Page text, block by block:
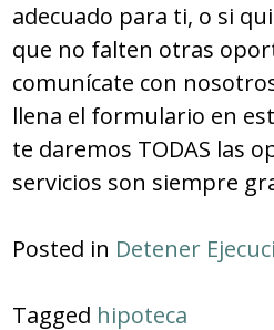
adecuado para ti, o si
que no falten otras
comunícate con
llena el formulario en
te daremos TODAS las
servicios son siempre
Posted in Detener
Tagged hipoteca